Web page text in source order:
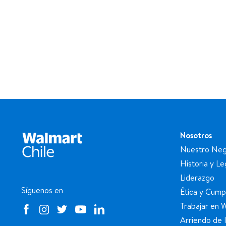
Síguenos en
Nosotros
Nuestro
Historia y
Liderazgo
Ética y
Trabajar en
Arriendo de